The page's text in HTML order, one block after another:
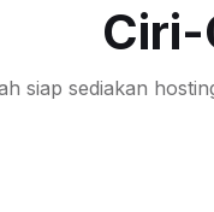
Ciri-
siap sediakan